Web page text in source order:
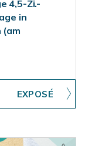
4,5-Zi.-
in